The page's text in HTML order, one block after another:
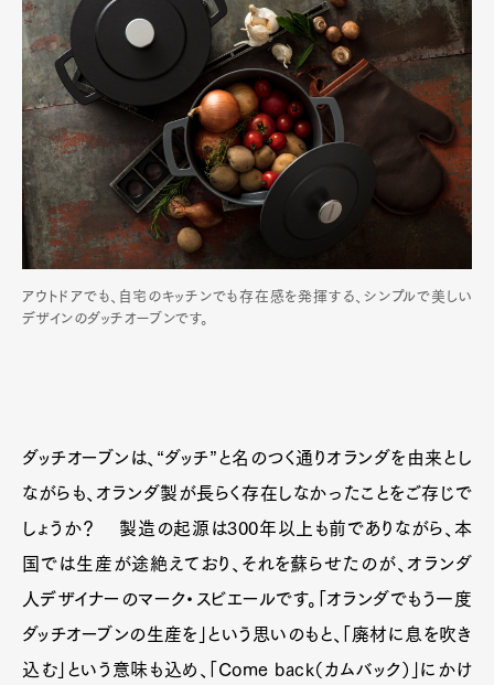
アウトドアでも、自宅のキッチンでも存在感を発揮する、シンプルで美しい
デザインのダッチオーブンです。
ダッチオーブンは、“ダッチ”と名のつく通りオランダを由来とし
ながらも、オランダ製が長らく存在しなかったことをご存じで
しょうか？ 製造の起源は300年以上も前でありながら、本
国では生産が途絶えており、それを蘇らせたのが、オランダ
人デザイナーのマーク・スビエールです。「オランダでもう一度
ダッチオーブンの生産を」という思いのもと、「廃材に息を吹き
込む」という意味も込め、「Come back（カムバック）」にかけ